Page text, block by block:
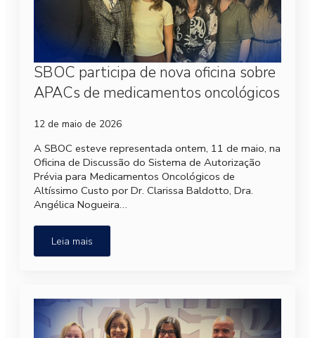
SBOC participa de nova oficina sobre
APACs de medicamentos oncológicos
12 de maio de 2026
A SBOC esteve representada ontem, 11 de maio, na
Oficina de Discussão do Sistema de Autorização
Prévia para Medicamentos Oncológicos de
Altíssimo Custo por Dr. Clarissa Baldotto, Dra.
Angélica Nogueira…
Leia mais